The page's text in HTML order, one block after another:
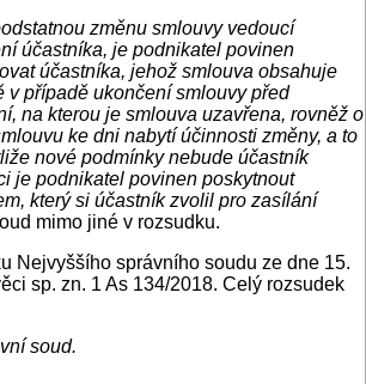
změnu smlouvy vedoucí
účastníka, je podnikatel povinen
účastníka, jehož smlouva obsahuje
v případě ukončení smlouvy před
na kterou je smlouva uzavřena, rovněž o
ke dni nabytí účinnosti změny, a to
nové podmínky nebude účastník
je podnikatel povinen poskytnout
který si účastník zvolil pro zasílání
mimo jiné v rozsudku.
Nejvyššího správního soudu ze dne 15.
sp. zn. 1 As 134/2018. Celý rozsudek
soud.